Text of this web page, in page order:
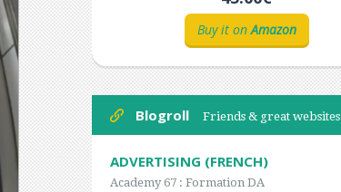
Buy it onAmazon
Blogroll Friends & great websites
ADVERTISING (FRENCH)
Academy 67 : Formation DA